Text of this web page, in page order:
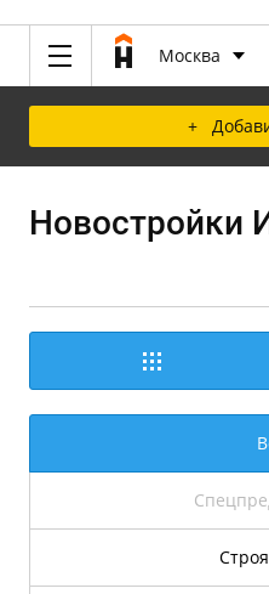
Москва
+
Новостройки